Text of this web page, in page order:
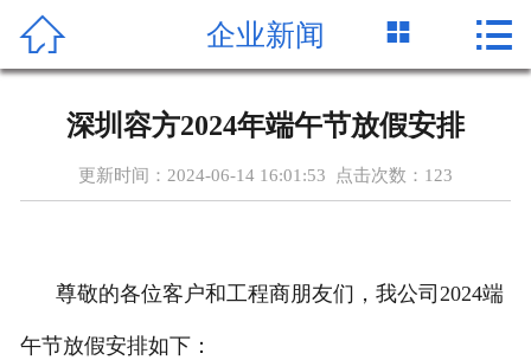
 首页
客户案例
 企业新闻  
深圳容方2024年端午节放假安排
更新时间：2024-06-14 16:01:53 点击次数： 123
尊敬的各位客户和工程商朋友们，我公司2024端
午节放假安排如下：